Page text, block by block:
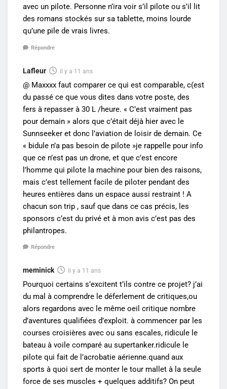
avec un pilote. Personne n’ira voir s’il pilote ou s’il lit
des romans stockés sur sa tablette, moins lourde
qu’une pile de vrais livres.
Répondre
Lafleur il y a 11 ans
@ Maxxxx faut comparer ce qui est comparable, c(est
du passé ce que vous dites dans votre poste, des
fers à repasser à 30 L /heure. « C’est vraiment pas
pour demain » alors que c’était déjà hier avec le
Sunnseeker et donc l’aviation de loisir de demain. Ce
« bidule n’a pas besoin de pilote »je rappelle pour info
que ce n’est pas un drone, et que c’est encore
l’homme qui pilote la machine pour bien des raisons,
mais c’est tellement facile de piloter pendant des
heures entières dans un espace aussi restraint ! A
chacun son trip , sauf que dans ce cas précis, les
sponsors c’est du privé et à mon avis c’est pas des
philantropes.
Répondre
meminick il y a 11 ans
Pourquoi certains s’excitent t’ils contre ce projet? j’ai
du mal à comprendre le déferlement de critiques,ou
alors regardons avec le même oeil critique nombre
d’aventures qualifiées d’exploit. à commencer par les
courses croisières avec ou sans escales, ridicule le
bateau à voile comparé au supertanker.ridicule le
pilote qui fait de l’acrobatie aérienne.quand aux
sports à quoi sert de monter le tour mallet à la seule
force de ses muscles + quelques additifs? On peut